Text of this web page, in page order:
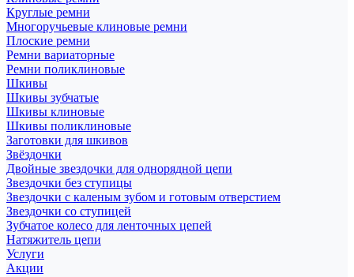
Круглые ремни
Многоручьевые клиновые ремни
Плоские ремни
Ремни вариаторные
Ремни поликлиновые
Шкивы
Шкивы зубчатые
Шкивы клиновые
Шкивы поликлиновые
Заготовки для шкивов
Звёздочки
Двойные звездочки для однорядной цепи
Звездочки без ступицы
Звездочки с каленым зубом и готовым отверстием
Звездочки со ступицей
Зубчатое колесо для ленточных цепей
Натяжитель цепи
Услуги
Акции